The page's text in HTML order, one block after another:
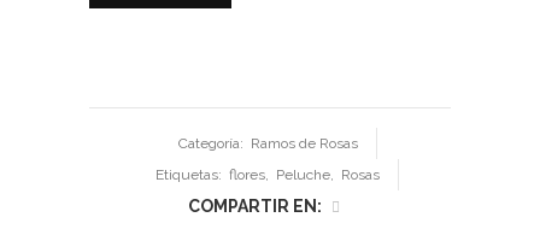
Categoría: Ramos de Rosas
Etiquetas: flores, Peluche, Rosas
COMPARTIR EN: